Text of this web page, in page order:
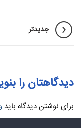
جدیدتر
دیدگاهتان را
برای نوشتن دیدگاه باید